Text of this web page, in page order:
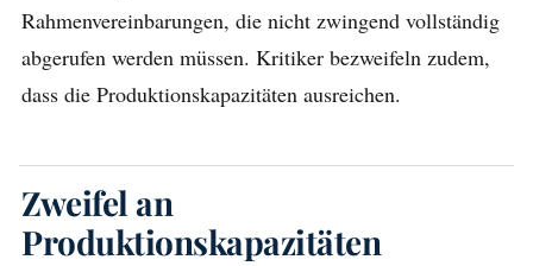
Rahmenvereinbarungen, die nicht zwingend vollständig
abgerufen werden müssen. Kritiker bezweifeln zudem,
dass die Produktionskapazitäten ausreichen.
Zweifel an
Produktionskapazitäten